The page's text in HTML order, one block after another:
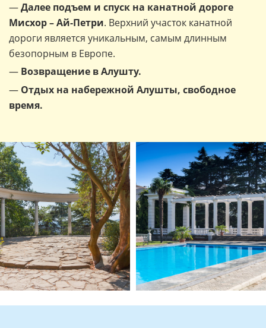
—Далее подъем и спуск на канатной дороге
Мисхор – Ай-Петри. Верхний участок канатной
дороги является уникальным, самым длинным
безопорным в Европе.
— Возвращение в Алушту.
— Отдых на набережной Алушты, свободное
время.